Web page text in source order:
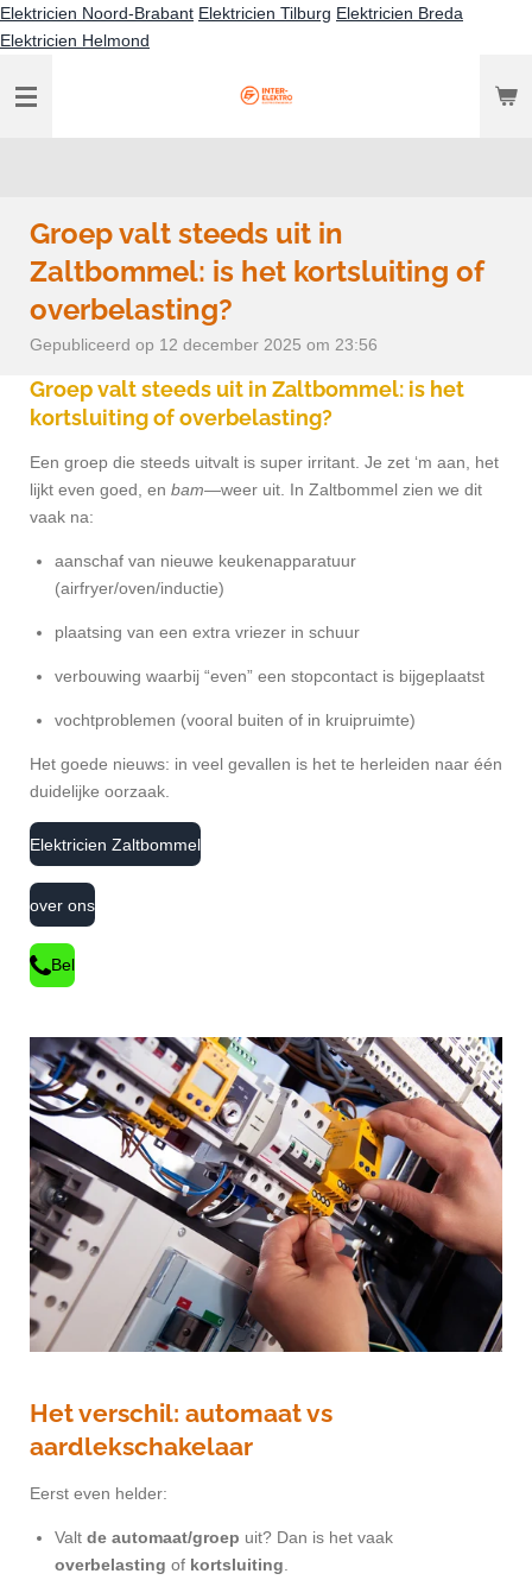
Elektricien Noord-Brabant Elektricien Tilburg Elektricien Breda
Elektricien Helmond
Ga
direct
de
Groep valt steeds uit in
Zaltbommel: is het kortsluiting of
overbelasting?
Gepubliceerd op 12 december 2025 om 23:56
Groep valt steeds uit in Zaltbommel: is het
kortsluiting of overbelasting?
Een groep die steeds uitvalt is super irritant. Je zet ‘m aan, het
lijkt even goed, en bam—weer uit. In Zaltbommel zien we dit
vaak na:
aanschaf van nieuwe keukenapparatuur
(airfryer/oven/inductie)
plaatsing van een extra vriezer in schuur
verbouwing waarbij “even” een stopcontact is bijgeplaatst
vochtproblemen (vooral buiten of in kruipruimte)
Het goede nieuws: in veel gevallen is het te herleiden naar één
duidelijke oorzaak.
Elektricien Zaltbommel
over ons
Bel
Het verschil: automaat vs
aardlekschakelaar
Eerst even helder:
Valt de automaat/groep uit? Dan is het vaak
overbelasting of kortsluiting